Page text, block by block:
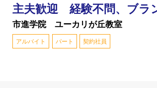
主夫歓迎 経験不問、ブラ
市進学院 ユーカリが丘教室
アルバイト パート 契約社員